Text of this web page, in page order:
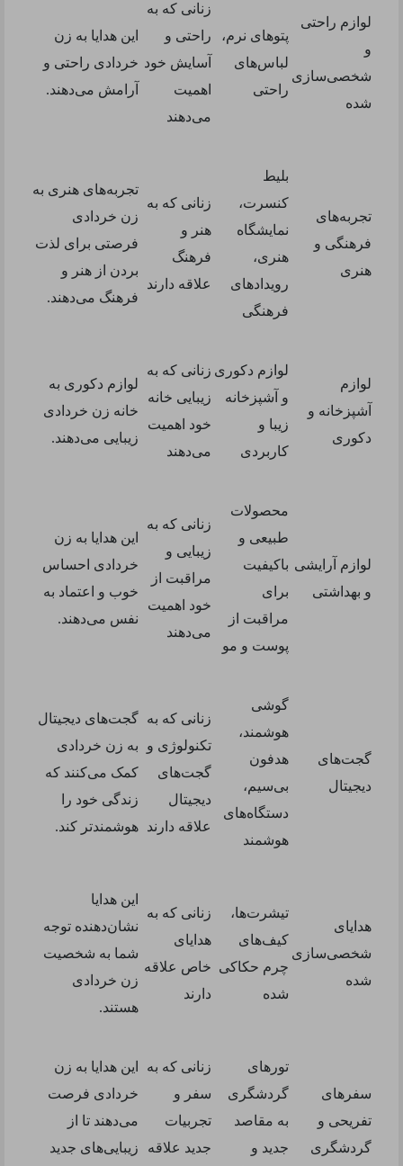
لوازم راحتی
و
شخصی‌سازی
شده
پتوهای نرم،
لباس‌های
راحتی
زنانی که به
راحتی و
آسایش خود
اهمیت
می‌دهند
این هدایا به زن
خردادی راحتی و
آرامش می‌دهند.
تجربه‌های
فرهنگی و
هنری
بلیط
کنسرت،
نمایشگاه
هنری،
رویدادهای
فرهنگی
زنانی که به
هنر و
فرهنگ
علاقه دارند
تجربه‌های هنری به
زن خردادی
فرصتی برای لذت
بردن از هنر و
فرهنگ می‌دهند.
لوازم
آشپزخانه و
دکوری
لوازم دکوری
و آشپزخانه
زیبا و
کاربردی
زنانی که به
زیبایی خانه
خود اهمیت
می‌دهند
لوازم دکوری به
خانه زن خردادی
زیبایی می‌دهند.
لوازم آرایشی
و بهداشتی
محصولات
طبیعی و
باکیفیت
برای
مراقبت از
پوست و مو
زنانی که به
زیبایی و
مراقبت از
خود اهمیت
می‌دهند
این هدایا به زن
خردادی احساس
خوب و اعتماد به
نفس می‌دهند.
گجت‌های
دیجیتال
گوشی
هوشمند،
هدفون
بی‌سیم،
دستگاه‌های
هوشمند
زنانی که به
تکنولوژی و
گجت‌های
دیجیتال
علاقه دارند
گجت‌های دیجیتال
به زن خردادی
کمک می‌کنند که
زندگی خود را
هوشمندتر کند.
هدایای
شخصی‌سازی
شده
تیشرت‌ها،
کیف‌های
چرم حکاکی
شده
زنانی که به
هدایای
خاص علاقه
دارند
این هدایا
نشان‌دهنده توجه
شما به شخصیت
زن خردادی
هستند.
سفرهای
تفریحی و
گردشگری
تورهای
گردشگری
به مقاصد
جدید و
زنانی که به
سفر و
تجربیات
جدید علاقه
این هدایا به زن
خردادی فرصت
می‌دهند تا از
زیبایی‌های جدید